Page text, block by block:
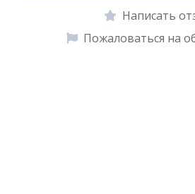
Написать
Пожаловаться на